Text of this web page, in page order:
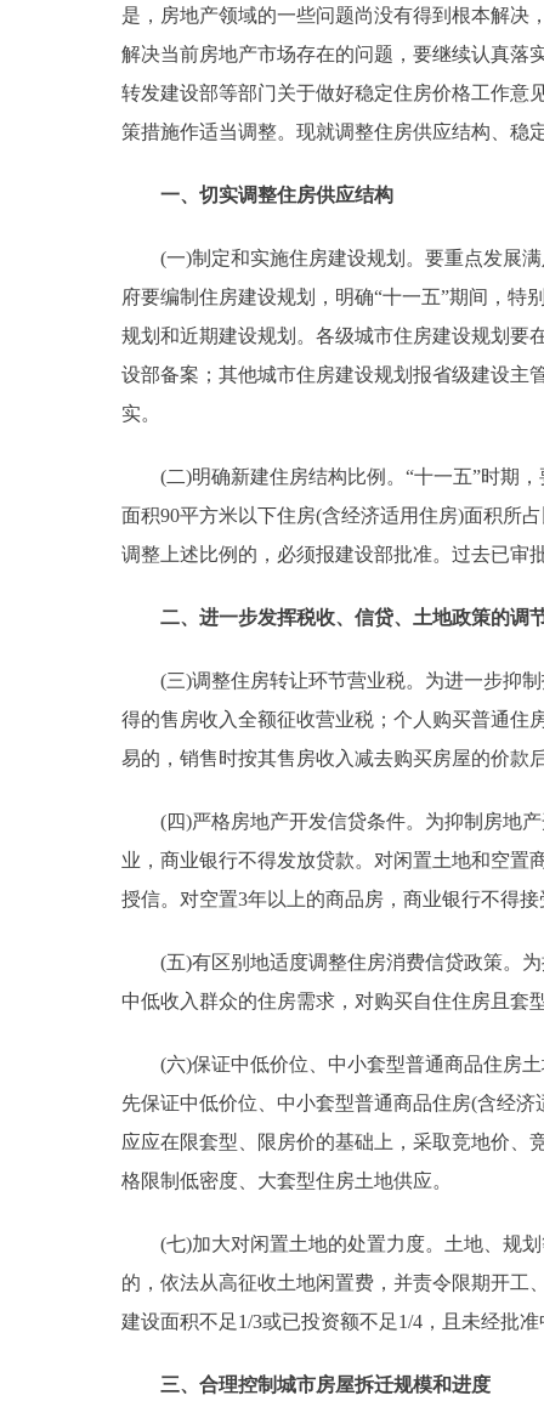
是，房地产领域的一些问题尚没有得到根本解决
解决当前房地产市场存在的问题，要继续认真落
转发建设部等部门关于做好稳定住房价格工作意
策措施作适当调整。现就调整住房供应结构、稳
一、切实调整住房供应结构
(一)制定和实施住房建设规划。要重点发展满
府要编制住房建设规划，明确“十一五”期间，特
规划和近期建设规划。各级城市住房建设规划要
设部备案；其他城市住房建设规划报省级建设主
实。
(二)明确新建住房结构比例。“十一五”时期，
面积90平方米以下住房(含经济适用住房)面积所
调整上述比例的，必须报建设部批准。过去已审
二、进一步发挥税收、信贷、土地政策的调
(三)调整住房转让环节营业税。为进一步抑制
得的售房收入全额征收营业税；个人购买普通住
易的，销售时按其售房收入减去购买房屋的价款
(四)严格房地产开发信贷条件。为抑制房地产
业，商业银行不得发放贷款。对闲置土地和空置
授信。对空置3年以上的商品房，商业银行不得
(五)有区别地适度调整住房消费信贷政策。为
中低收入群众的住房需求，对购买自住住房且套
(六)保证中低价位、中小套型普通商品住房土
先保证中低价位、中小套型普通商品住房(含经
应应在限套型、限房价的基础上，采取竞地价、
格限制低密度、大套型住房土地供应。
(七)加大对闲置土地的处置力度。土地、规划
的，依法从高征收土地闲置费，并责令限期开工
建设面积不足1/3或已投资额不足1/4，且未经批
三、合理控制城市房屋拆迁规模和进度